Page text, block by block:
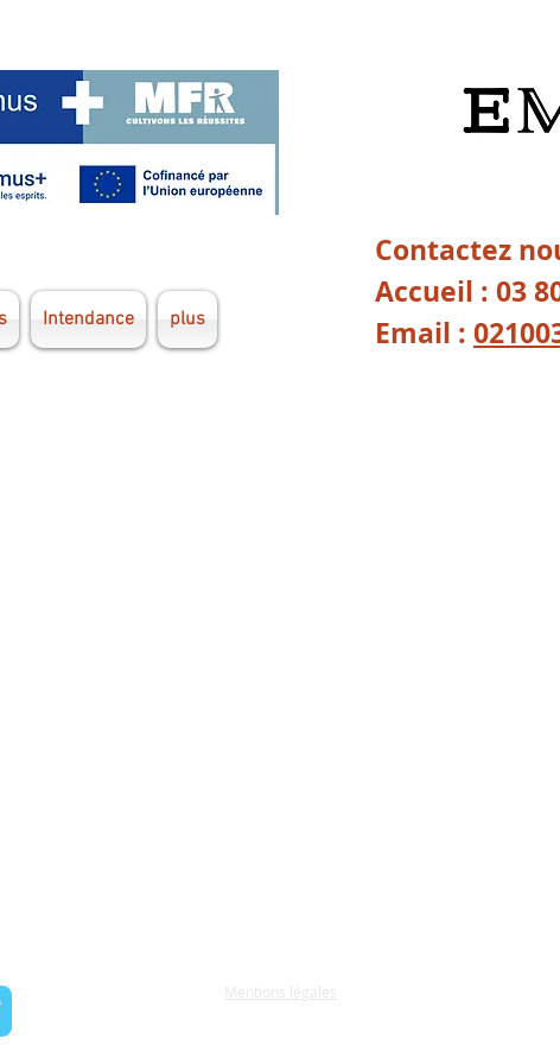
Intendance plus
Contactez
Accueil : 03
Email :
Mentions légales